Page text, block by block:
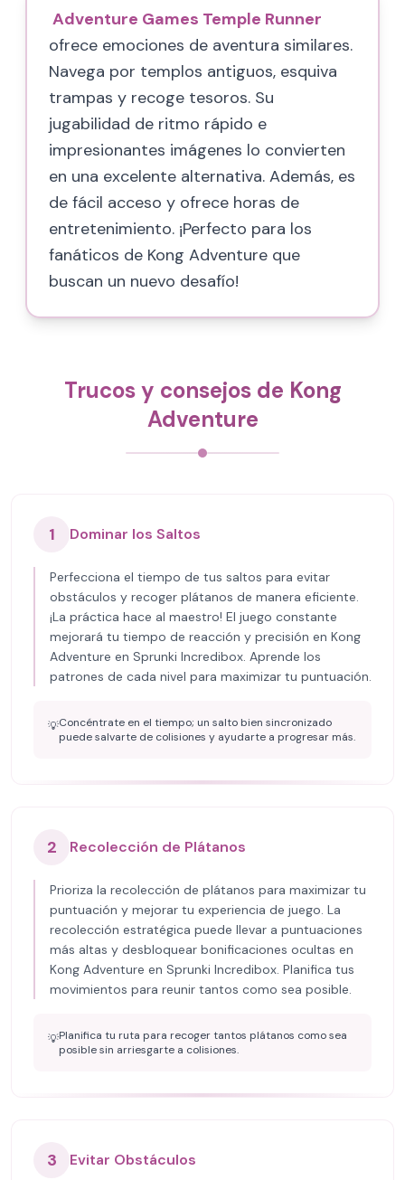
Adventure Games Temple Runner
ofrece emociones de aventura similares.
Navega por templos antiguos, esquiva
trampas y recoge tesoros. Su
jugabilidad de ritmo rápido e
impresionantes imágenes lo convierten
en una excelente alternativa. Además, es
de fácil acceso y ofrece horas de
entretenimiento. ¡Perfecto para los
fanáticos de Kong Adventure que
buscan un nuevo desafío!
Trucos y consejos de Kong
Adventure
1 Dominar los Saltos
Perfecciona el tiempo de tus saltos para evitar
obstáculos y recoger plátanos de manera eficiente.
¡La práctica hace al maestro! El juego constante
mejorará tu tiempo de reacción y precisión en Kong
Adventure en Sprunki Incredibox. Aprende los
patrones de cada nivel para maximizar tu puntuación.
💡Concéntrate en el tiempo; un salto bien sincronizado
puede salvarte de colisiones y ayudarte a progresar más.
2 Recolección de Plátanos
Prioriza la recolección de plátanos para maximizar tu
puntuación y mejorar tu experiencia de juego. La
recolección estratégica puede llevar a puntuaciones
más altas y desbloquear bonificaciones ocultas en
Kong Adventure en Sprunki Incredibox. Planifica tus
movimientos para reunir tantos como sea posible.
💡Planifica tu ruta para recoger tantos plátanos como sea
posible sin arriesgarte a colisiones.
3 Evitar Obstáculos